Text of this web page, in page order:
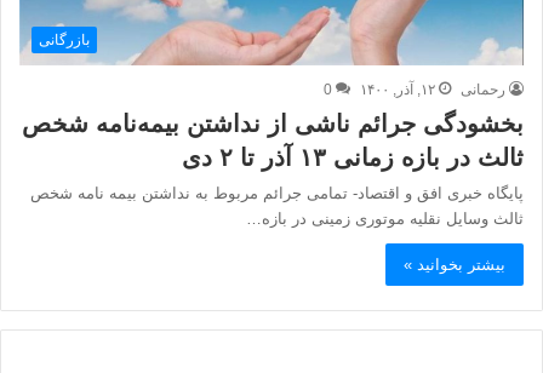
بازرگانی
رحمانی ۱۲, آذر, ۱۴۰۰ 0
بخشودگی جرائم ناشی از نداشتن بیمه‌نامه شخص
ثالث در بازه زمانی ۱۳ آذر تا ۲ دی
پایگاه خبری افق و اقتصاد- تمامی جرائم مربوط به نداشتن بیمه نامه شخص
ثالث وسایل نقلیه موتوری زمینی در بازه…
بیشتر بخوانید »